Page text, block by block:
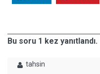
Bu soru 1 kez yanıtlandı.
tahsin